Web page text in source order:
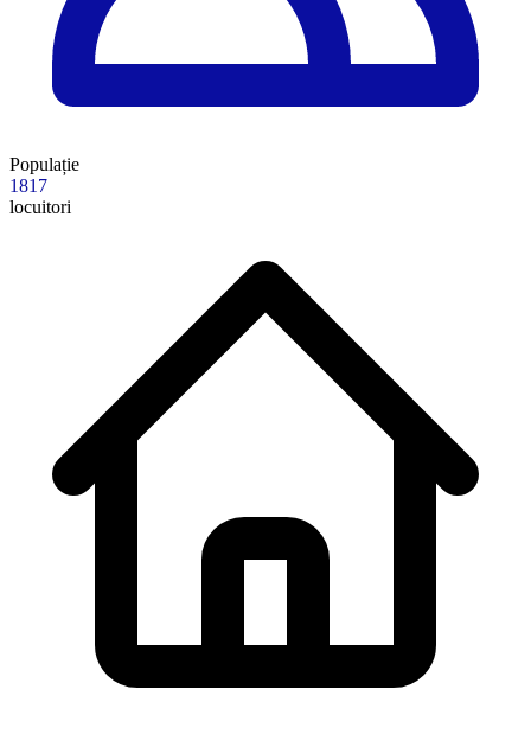
Populație
1817
locuitori